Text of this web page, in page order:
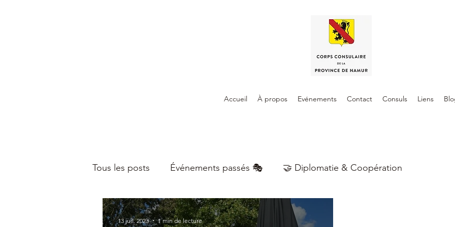
Accueil À propos Evénements Contact Consuls Liens
Tous les posts Événements passés 🎭 🤝 Diplomatie & Coopération
13 juil. 2023 1 min de lecture